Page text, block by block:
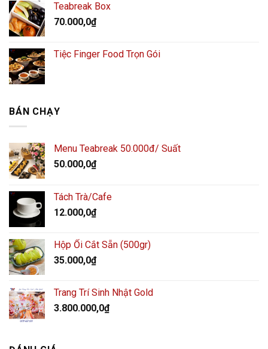
Teabreak Box
70.000,0₫
Tiệc Finger Food Trọn Gói
BÁN CHẠY
Menu Teabreak 50.000đ/ Suất
50.000,0₫
Tách Trà/Cafe
12.000,0₫
Hộp Ổi Cắt Sẵn (500gr)
35.000,0₫
Trang Trí Sinh Nhật Gold
3.800.000,0₫